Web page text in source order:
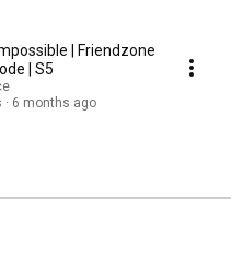
| Friendzone
| S5
6 months ago